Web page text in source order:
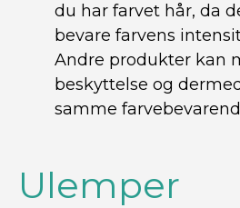
du har farvet hår, da
bevare farvens
Andre produkter kan
beskyttelse og
samme
Ulemper